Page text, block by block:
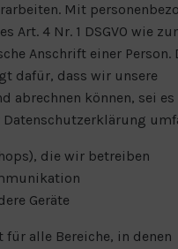
Mit
Art. 4 Nr. 1 DSGVO wie
Anschrift einer Person.
dafür, dass wir unsere
abrechnen können, sei
die wir betreiben
Geräte
alle Bereiche, in denen